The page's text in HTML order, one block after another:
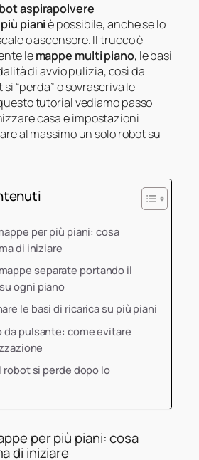
aspirapolvere
pianiè possibile, anche se lo
o ascensore. Il trucco è
lemappe multi piano, le basi
di avvio pulizia, così da
“perda” o sovrascriva le
tutorial vediamo passo
casa e impostazioni
al massimo un solo robot su
per più piani: cosa
di iniziare
separate portando il
ogni piano
le basi di ricarica su più piani
da pulsante: come evitare
robot si perde dopo lo
per più piani: cosa
di iniziare